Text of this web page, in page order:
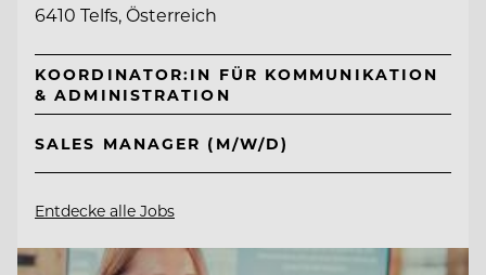
6410 Telfs, Österreich
KOORDINATOR:IN FÜR KOMMUNIKATION
& ADMINISTRATION
SALES MANAGER (M/W/D)
Entdecke alle Jobs